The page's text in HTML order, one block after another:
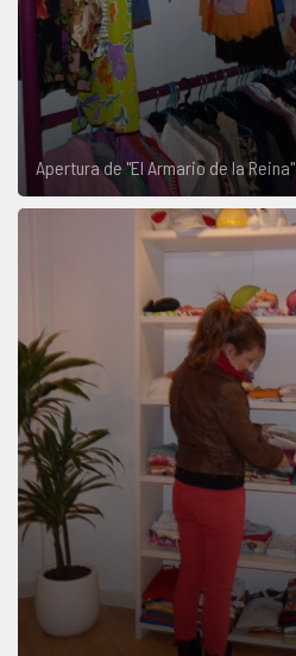
Apertura de "El Armario de la Reina"